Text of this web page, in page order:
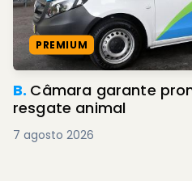
PREMIUM
B. Câmara garante
resgate animal
7 agosto 2026